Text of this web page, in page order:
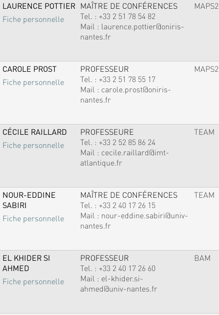
LAURENCE POTTIER
Fiche personnelle
MAÎTRE DE CONFÉRENCES
Tel. : +33 2 51 78 54 82
Mail : laurence.pottier@oniris-
nantes.fr
MAPS2
CAROLE PROST
Fiche personnelle
PROFESSEUR
Tel. : +33 2 51 78 55 17
Mail : carole.prost@oniris-
nantes.fr
MAPS2
CÉCILE RAILLARD
Fiche personnelle
PROFESSEURE
Tel. : +33 2 52 85 86 24
Mail : cecile.raillard@imt-
atlantique.fr
TEAM
NOUR-EDDINE
SABIRI
Fiche personnelle
MAÎTRE DE CONFÉRENCES
Tel. : +33 2 40 17 26 15
Mail : nour-eddine.sabiri@univ-
nantes.fr
TEAM
EL KHIDER SI
AHMED
Fiche personnelle
PROFESSEUR
Tel. : +33 2 40 17 26 60
Mail : el-khider.si-
ahmed@univ-nantes.fr
BAM